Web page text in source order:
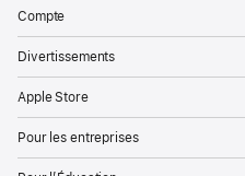
Compte
Divertissements
Apple Store
Pour les entreprises